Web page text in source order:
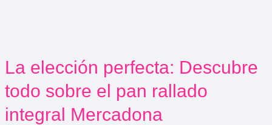
La elección perfecta: Descubre
todo sobre el pan rallado
integral Mercadona